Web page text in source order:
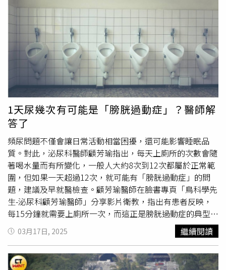
肌腱與橈側屈腕肌腱之間，這兩個穴位皆可自行按壓，有助
改善睡眠品質。原文出處：長庚醫訊第四十六卷第三期【延
伸閱讀】翻來覆去總是睡不著？不只是咖啡因惹禍！「5大
心理問題」致失眠一次看失眠未治療小心造成「失眠惡性循
環」！ 擔心傳統安眠藥副作用適合用１藥
https://www.healthnews.com.tw/readnews.php?
id=64727
很難相信一見鍾情，可能是因為我還沒碰到過吧！我認為相
處過後產生的感覺，會比一見鍾情還要持久。」而身為電影
中第一次就看對眼的當事人，程予希與施柏宇則表示：「第
一印象可能會產生好感，但會比較在意是相處、聊天的感
覺。」賴雅妍透露林子閎（右）容易害羞。（圖／阿榮影業
提供）《夏日最後的祕密》以「祕密」為核心，施柏宇、程
予希、林子閎心裡都藏著不能說的話，而愛情也是其中之
一。當被問及如何看待這些「有祕密的戀愛」，賴雅妍妙
回：「我覺得最難忍的兩件事，一個是尿意，一個是愛
意！」她直言，喜歡一個人真的很難藏，無論再怎麼克制，
周圍的人一定會察覺，「或許你覺得自己藏得很好，但其實
全校的同學，甚至書店老闆娘都早就知道了！」這番幽默相
當貼近現實回應，也讓人更期待電影中角色們的情感發展。
談到這次與程予希、林子閎、施柏宇的合作，賴雅妍滿是驚
喜地說：「這三位演員真的讓我大開眼界！」她透露，林子
閎雖然之前合作過，但這次才真正發現他的另一面。「他是
個超級容易害羞的大男孩，戲裡只要一被虧，馬上就會露出
『子閎式害羞』，讓全場都想笑。」而施柏宇雖然是三位主
演中年紀最小，卻表現得格外成熟，「但他偶爾流露出老派
又可愛的一面，請大家一定要在花絮裡找找施柏宇的另一
面！」至於程予希，則讓賴雅妍驚呼：「她完全消失了！」
她回憶，第一次在片場看到程予希時，竟一時沒認出來，
1天尿幾次有可能是「膀胱過動症」？醫師解
答了
頻尿問題不僅會讓日常活動相當困擾，還可能影響睡眠品
質。對此，泌尿科醫師顧芳瑜指出，每天上廁所的次數會隨
著喝水量而有所變化，一般人大約8次到12次都屬於正常範
圍，但如果一天超過12次，就可能有「膀胱過動症」的問
題，建議及早就醫檢查。顧芳瑜醫師在臉書專頁「鳥科學先
生-泌尿科顧芳瑜醫師」分享影片衛教，指出有患者反映，
每15分鐘就需要上廁所一次，而這正是膀胱過動症的典型症
狀。正常情況下，人體不會如此頻繁地產生
尿意。顧醫師解
釋，膀胱就像一個神經調控器，當它充滿尿液時，會經過我
們的脊椎向大腦發送訊號，提醒我們該排尿了。然而，有時
膀胱會因為不明原因而異常放電，導致即使膀胱內尿液不
03月17日, 2025 繼續閱讀